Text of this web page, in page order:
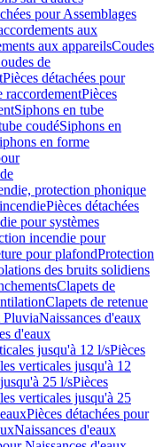
pour Assemblages
aux
aux appareilsCoudes
de
Pièces détachées pour
raccordementPièces
Siphons en tube
coudéSiphons en
en forme
protection phonique
Pièces détachées
pour systèmes
incendie pour
pour plafondProtection
des bruits solidiens
Clapets de
Clapets de retenue
PluviaNaissances d'eaux
d'eaux
jusqu'à 12 l/sPièces
verticales jusqu'à 12
25 l/sPièces
verticales jusqu'à 25
Pièces détachées pour
Naissances d'eaux